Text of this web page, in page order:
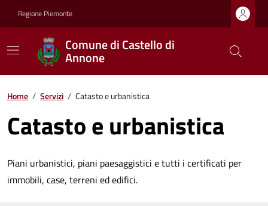
Regione Piemonte
Comune di Castello di
Annone
Home / Servizi / Catasto e urbanistica
Catasto e urbanistica
Piani urbanistici, piani paesaggistici e tutti i certificati per
immobili, case, terreni ed edifici.